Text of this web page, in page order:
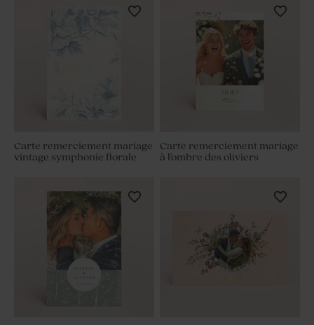
Carte remerciement mariage
vintage symphonie florale
Carte remerciement mariage
à l'ombre des oliviers